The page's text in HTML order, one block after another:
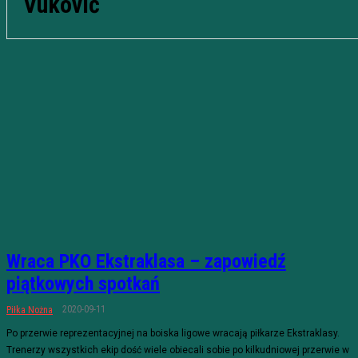
Wraca PKO Ekstraklasa – zapowiedź
piątkowych spotkań
Piłka Nożna 2020-09-11
Po przerwie reprezentacyjnej na boiska ligowe wracają piłkarze Ekstraklasy.
Trenerzy wszystkich ekip dość wiele obiecali sobie po kilkudniowej przerwie w